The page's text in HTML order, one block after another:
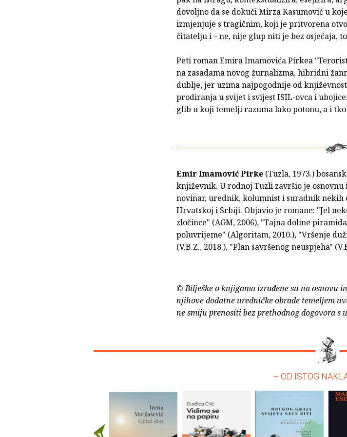
dovoljno da se dokuči Mirza Kasumović u
izmjenjuje s tragičnim, koji je pritvorena
čitatelju i – ne, nije glup niti je bez osjećaja,
Peti roman Emira Imamovića Pirkea
na zasadama novog žurnalizma, hibridni
dublje, jer uzima najpogodnije od
prodiranja u svijet i svijest ISIL-ovca i
glib u koji temelji razuma lako potonu, a i
Emir Imamović Pirke (Tuzla, 1973.)
književnik. U rodnoj Tuzli završio je
novinar, urednik, kolumnist i suradnik nekih
Hrvatskoj i Srbiji. Objavio je romane: "Jel
zločince" (AGM, 2006), "Tajna doline
poluvrijeme" (Algoritam, 2010.), "Vršenje
(V.B.Z., 2018.), "Plan savršenog neuspjeha"
© Bilješke o knjigama izrađene su na osnovu
njihove dodatne uredničke obrade temeljem
ne smiju prenositi bez prethodnog dogovora s
– OD ISTOG